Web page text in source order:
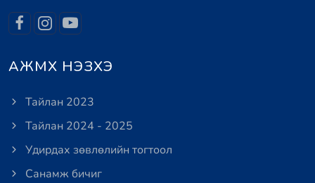
АЖМХ НЭЗХЭ
Тайлан 2023
Тайлан 2024 - 2025
Удирдах зөвлөлийн тогтоол
Санамж бичиг